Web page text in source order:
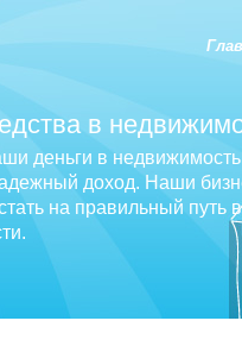
в
деньги в
доход. Наши
на правильный путь